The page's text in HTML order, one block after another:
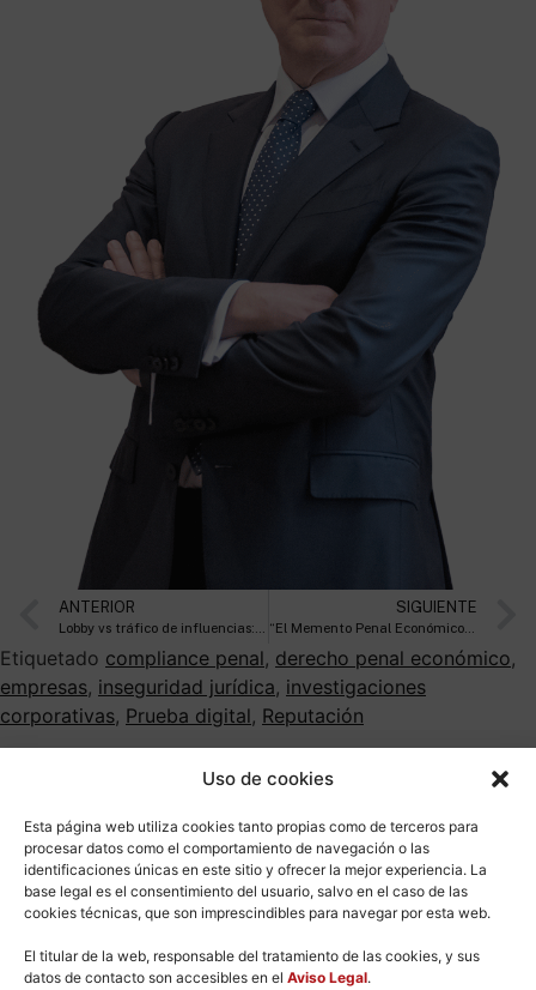
Uso de cookies
Esta página web utiliza cookies tanto propias como de terceros para
procesar datos como el comportamiento de navegación o las
identificaciones únicas en este sitio y ofrecer la mejor experiencia. La
base legal es el consentimiento del usuario, salvo en el caso de las
cookies técnicas, que son imprescindibles para navegar por esta web.
El titular de la web, responsable del tratamiento de las cookies, y sus
datos de contacto son accesibles en el Aviso Legal.
ANTERIOR SIGUIENTE
“El Memento Penal Económico y de la Empresa de Lefebvre se ha diseñado como herramienta de trabajo para juristas que operan en un entorno de alta complejidad normativa y casuística”
Etiquetado compliance penal, derecho penal económico,
empresas, inseguridad jurídica, investigaciones
corporativas, Prueba digital, Reputación